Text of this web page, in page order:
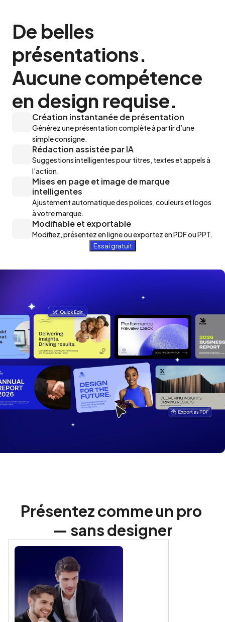
De belles
présentations.
Aucune compétence
en design requise.
Création instantanée de présentation
Générez une présentation complète à partir d’une
simple consigne.
Rédaction assistée par IA
Suggestions intelligentes pour titres, textes et appels à
l’action.
Mises en page et image de marque
intelligentes
Ajustement automatique des polices, couleurs et logos
à votre marque.
Modifiable et exportable
Modifiez, présentez en ligne ou exportez en PDF ou PPT.
Essai gratuit
Présentez comme un pro
— sans designer